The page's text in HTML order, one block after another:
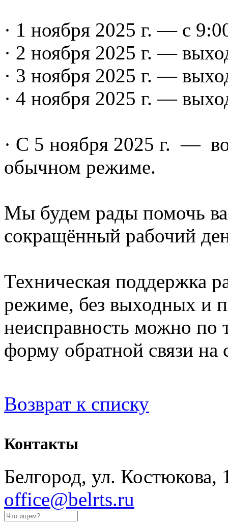
· 1 ноября 2025 г. — с
· 2 ноября 2025 г. —
· 3 ноября 2025 г. —
· 4 ноября 2025 г. —
· С 5 ноября 2025 г. —
обычном режиме.
Мы будем рады помочь
сокращённый рабочий
Техническая поддержка
режиме, без выходных и
неисправность можно по
форму обратной связи на
Возврат к списку
Контакты
Белгород, ул.
office@belrts.ru